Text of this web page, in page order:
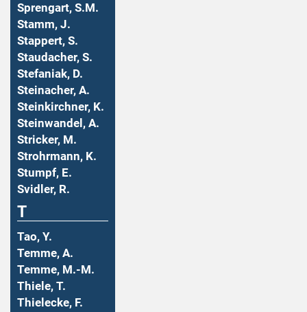
Sprengart, S.M.
Stamm, J.
Stappert, S.
Staudacher, S.
Stefaniak, D.
Steinacher, A.
Steinkirchner, K.
Steinwandel, A.
Stricker, M.
Strohrmann, K.
Stumpf, E.
Svidler, R.
T
Tao, Y.
Temme, A.
Temme, M.-M.
Thiele, T.
Thielecke, F.